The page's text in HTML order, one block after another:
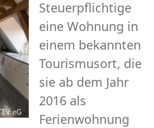
Steuerpflichtige
eine Wohnung in
einem bekannten
Tourismusort, die
sie ab dem Jahr
2016 als
Ferienwohnung